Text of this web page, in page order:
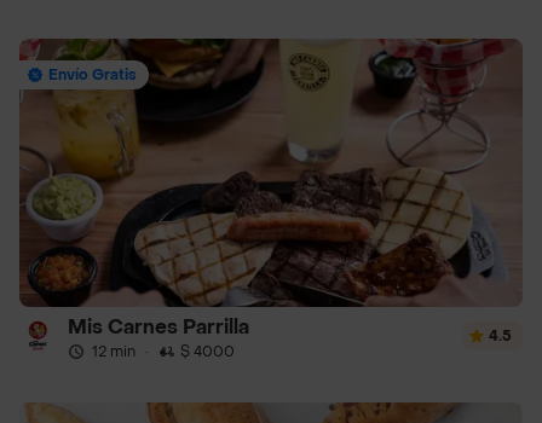
Envío Gratis
Mis Carnes Parrilla
12 min · $ 4000
4.5